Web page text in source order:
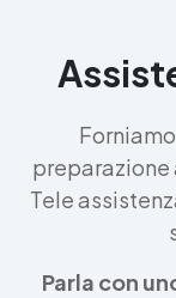
Tele
Parla con